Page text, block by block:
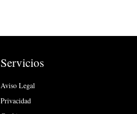
Servicios
Aviso Legal
Privacidad